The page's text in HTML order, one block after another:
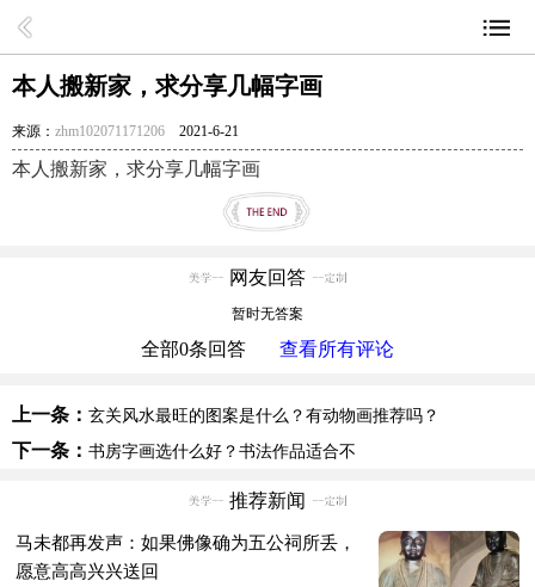
本人搬新家，求分享几幅字画
来源： zhm102071171206 2021-6-21
本人搬新家，求分享几幅字画
网友回答
暂时无答案
全部0条回答 查看所有评论
上一条： 玄关风水最旺的图案是什么？有动物画推荐吗？
下一条： 书房字画选什么好？书法作品适合不
推荐新闻
马未都再发声：如果佛像确为五公祠所丢，
愿意高高兴兴送回